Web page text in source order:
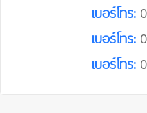
เบอร์โทร:
เบอร์โทร:
เบอร์โทร: